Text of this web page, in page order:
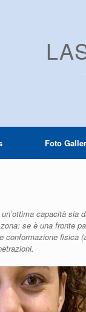
Foto
capacità
se è una fronte
fisica